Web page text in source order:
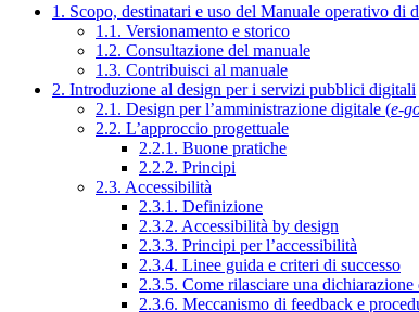
1. Scopo, destinatari e uso del Manuale operativo di
1.1. Versionamento e storico
1.2. Consultazione del manuale
1.3. Contribuisci al manuale
2. Introduzione al design per i servizi pubblici digitali
2.1. Design per l’amministrazione digitale (e-
2.2. L’approccio progettuale
2.2.1. Buone pratiche
2.2.2. Principi
2.3. Accessibilità
2.3.1. Definizione
2.3.2. Accessibilità by design
2.3.3. Principi per l’accessibilità
2.3.4. Linee guida e criteri di successo
2.3.5. Come rilasciare una dichiarazione
2.3.6. Meccanismo di feedback e